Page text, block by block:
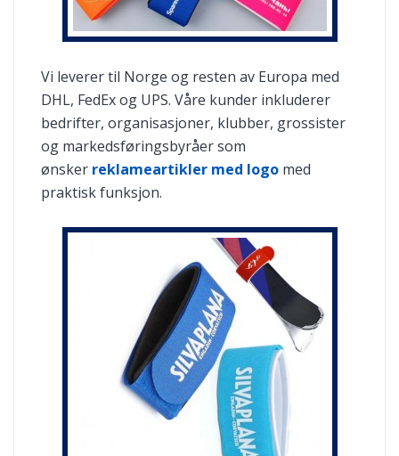
Vi leverer til Norge og resten av Europa med
DHL, FedEx og UPS. Våre kunder inkluderer
bedrifter, organisasjoner, klubber, grossister
og markedsføringsbyråer som
ønsker reklameartikler med logo med
praktisk funksjon.